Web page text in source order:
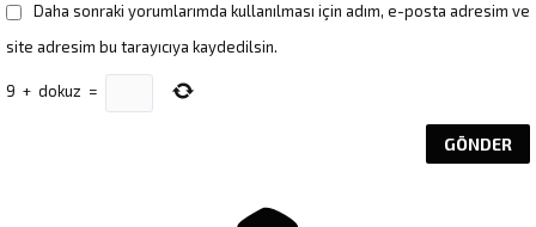
Daha sonraki yorumlarımda kullanılması için adım, e-posta adresim ve
site adresim bu tarayıcıya kaydedilsin.
9 + dokuz =